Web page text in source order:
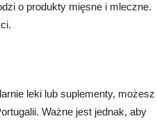
o produkty mięsne i mleczne.
leki lub suplementy, możesz
Ważne jest jednak, aby